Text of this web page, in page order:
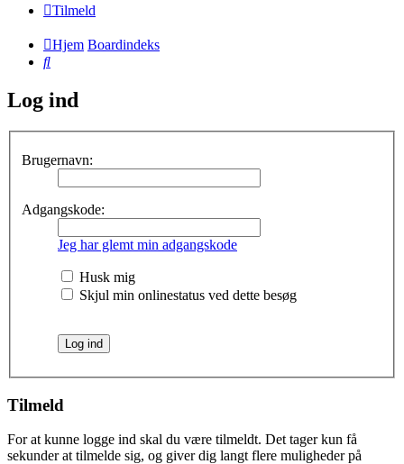
Tilmeld
Hjem Boardindeks
Søg
Log ind
Brugernavn:
Adgangskode:
Jeg har glemt min adgangskode
Husk mig
Skjul min onlinestatus ved dette besøg
Tilmeld
For at kunne logge ind skal du være tilmeldt. Det tager kun få
sekunder at tilmelde sig, og giver dig langt flere muligheder på